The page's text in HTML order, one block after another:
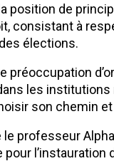
position de
consistant à
élections.
préoccupation
les
son chemin
professeur
l’instauration